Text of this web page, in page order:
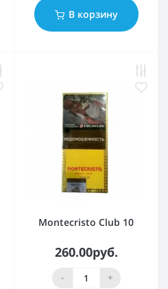
В корзину
Montecristo Club 10
260.00руб.
- +